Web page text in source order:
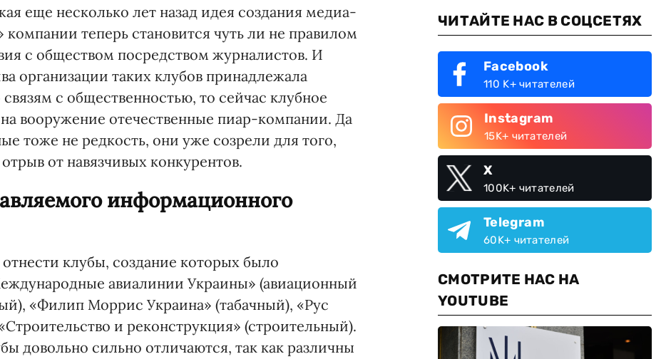
еще несколько лет назад идея создания медиа-
компании теперь становится чуть ли не правилом
с обществом посредством журналистов. И
организации таких клубов принадлежала
с общественностью, то сейчас клубное
вооружение отечественные пиар-компании. Да
тоже не редкость, они уже созрели для того,
от навязчивых конкурентов.
информационного
клубы, создание которых было
авиалинии Украины» (авиационный
«Филип Моррис Украина» (табачный), «Рус
и реконструкция» (строительный).
довольно сильно отличаются, так как различны
ЧИТАЙТЕ НАС В СОЦСЕТЯХ
Facebook
110 K+ читателей
Instagram
15K+ читателей
X
100K+ читателей
Telegram
60K+ читателей
СМОТРИТЕ НАС НА
YOUTUBE